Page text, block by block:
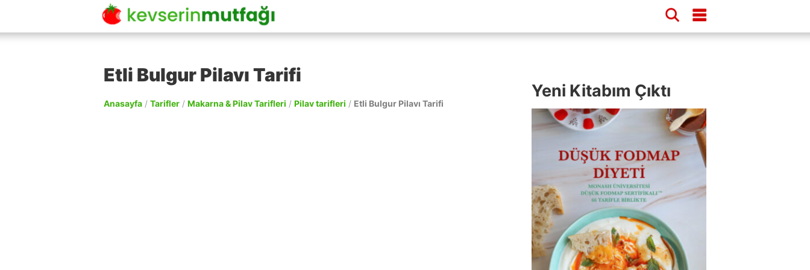
Etli Bulgur Pilavı Tarifi
Anasayfa / Tarifler / Makarna & Pilav Tarifleri / Pilav tarifleri / Etli Bulgur Pilavı Tarifi
Yeni Kitabım Çıktı